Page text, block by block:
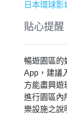
日本環球
貼心提醒
暢遊園區的
App，建議
方能盡興遊
進行園區內
樂設施之說